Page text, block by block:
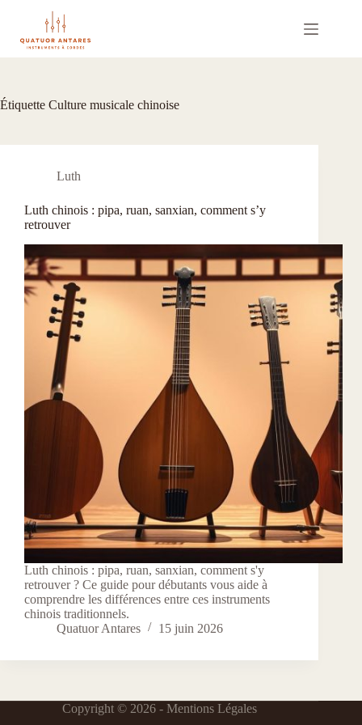
contenu
Étiquette Culture musicale chinoise
Luth
Luth chinois : pipa, ruan, sanxian, comment s’y
retrouver
Luth chinois : pipa, ruan, sanxian, comment s'y
retrouver ? Ce guide pour débutants vous aide à
comprendre les différences entre ces instruments
chinois traditionnels.
Quatuor Antares
15 juin 2026
Copyright © 2026 - Mentions Légales